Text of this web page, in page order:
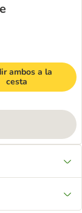
ambos a la
cesta